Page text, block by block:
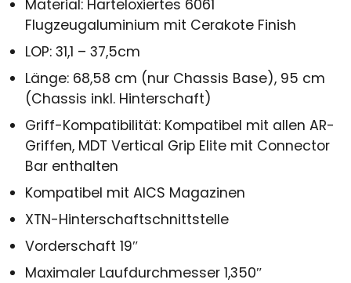
Material: Harteloxiertes 6061
Flugzeugaluminium mit Cerakote Finish
LOP: 31,1 – 37,5cm
Länge: 68,58 cm (nur Chassis Base), 95 cm
(Chassis inkl. Hinterschaft)
Griff-Kompatibilität: Kompatibel mit allen AR-
Griffen, MDT Vertical Grip Elite mit Connector
Bar enthalten
Kompatibel mit AICS Magazinen
XTN-Hinterschaftschnittstelle
Vorderschaft 19″
Maximaler Laufdurchmesser 1,350″